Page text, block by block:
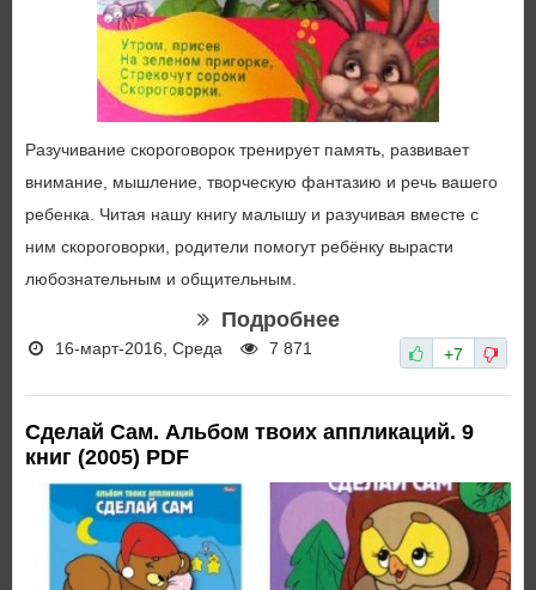
Разучивание скороговорок тренирует память, развивает
внимание, мышление, творческую фантазию и речь вашего
ребенка. Читая нашу книгу малышу и разучивая вместе с
ним скороговорки, родители помогут ребёнку вырасти
любознательным и общительным.
Подробнее
16-март-2016, Среда 7 871 +7
Сделай Сам. Альбом твоих аппликаций. 9
книг (2005) PDF